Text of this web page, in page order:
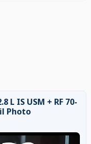
L IS USM + RF 70-
Photo